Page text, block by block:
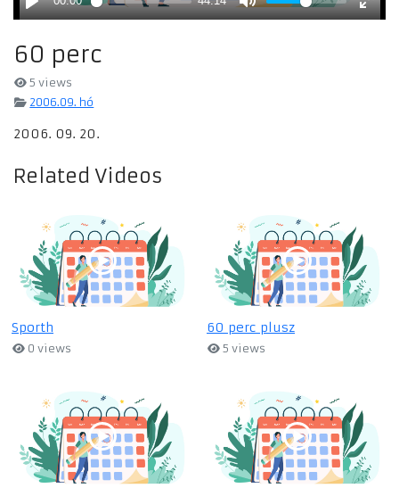
60 perc
5 views
2006.09. hó
2006. 09. 20.
Related Videos
Sporth
0 views
60 perc plusz
5 views